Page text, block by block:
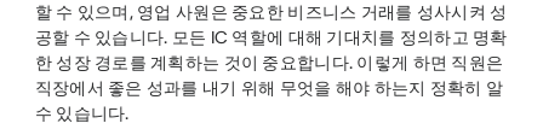
할 수 있으며, 영업 사원은 중요한 비즈니스 거래를 성사시켜 성
공할 수 있습니다. 모든 IC 역할에 대해 기대치를 정의하고 명확
한 성장 경로를 계획하는 것이 중요합니다. 이렇게 하면 직원은
직장에서 좋은 성과를 내기 위해 무엇을 해야 하는지 정확히 알
수 있습니다.